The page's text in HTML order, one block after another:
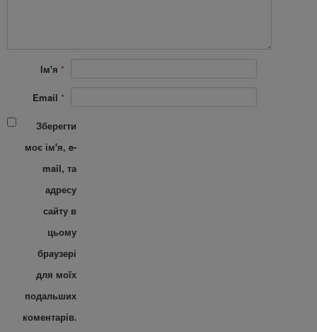
Ім'я *
Email *
Зберегти
моє ім'я, e-
mail, та
адресу
сайту в
цьому
браузері
для моїх
подальших
коментарів.